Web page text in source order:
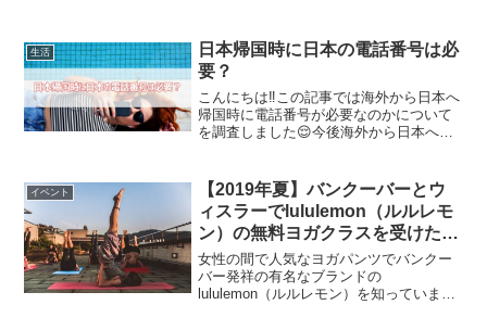
生活
日本帰国時に日本の電話番号は必
要？
こんにちは‼️この記事では海外から日本へ
帰国時に電話番号が必要なのかについて
を調査しました😌今後海外から日本へ帰
要？結論を伝えると、日本帰国時に日本
の電話番号は必要で...
イベント
【2019年夏】バンクーバーとウ
ィスラーでlululemon（ルルレモ
ン）の無料ヨガクラスを受けたい
人！
女性の間で人気なヨガパンツでバンクー
バー発祥の有名なブランドの
lululemon（ルルレモン）を知っています